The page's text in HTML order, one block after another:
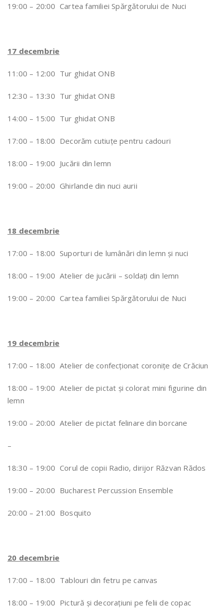
19:00 – 20:00 Cartea familiei Spărgătorului de Nuci
17 decembrie
11:00 – 12:00 Tur ghidat ONB
12:30 – 13:30 Tur ghidat ONB
14:00 – 15:00 Tur ghidat ONB
17:00 – 18:00 Decorăm cutiuțe pentru cadouri
18:00 – 19:00 Jucării din lemn
19:00 – 20:00 Ghirlande din nuci aurii
18 decembrie
17:00 – 18:00 Suporturi de lumânări din lemn și nuci
18:00 – 19:00 Atelier de jucării – soldați din lemn
19:00 – 20:00 Cartea familiei Spărgătorului de Nuci
19 decembrie
17:00 – 18:00 Atelier de confecționat coronițe de Crăciun
18:00 – 19:00 Atelier de pictat și colorat mini figurine din
lemn
19:00 – 20:00 Atelier de pictat felinare din borcane
–
18:30 – 19:00 Corul de copii Radio, dirijor Răzvan Rădos
19:00 – 20:00 Bucharest Percussion Ensemble
20:00 – 21:00 Bosquito
20 decembrie
17:00 – 18:00 Tablouri din fetru pe canvas
18:00 – 19:00 Pictură și decorațiuni pe felii de copac